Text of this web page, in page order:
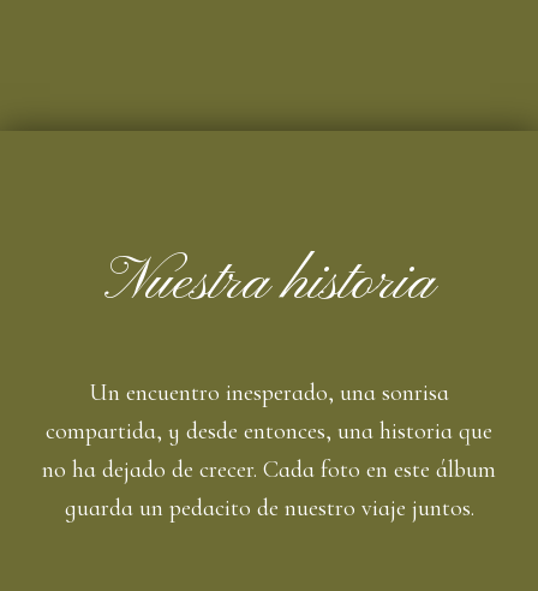
Nuestra historia
Un encuentro inesperado, una sonrisa
compartida, y desde entonces, una historia que
no ha dejado de crecer. Cada foto en este álbum
guarda un pedacito de nuestro viaje juntos.